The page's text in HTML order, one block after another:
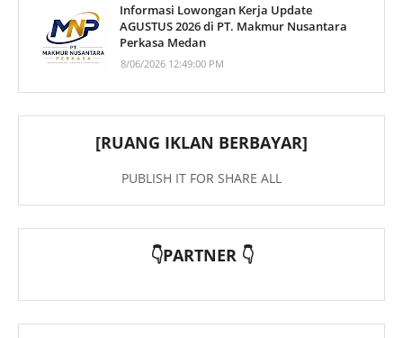
Informasi Lowongan Kerja Update
AGUSTUS 2026 di PT. Makmur Nusantara
Perkasa Medan
8/06/2026 12:49:00 PM
[RUANG IKLAN BERBAYAR]
PUBLISH IT FOR SHARE ALL
👇PARTNER 👇